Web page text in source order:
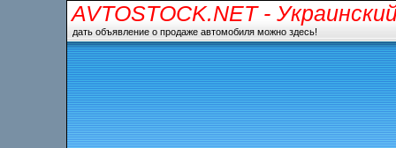
AVTOSTOCK.NET-
дать объявление о продаже автомобиля можно здесь!